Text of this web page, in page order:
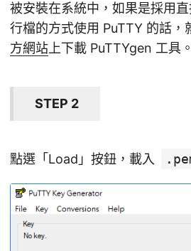
被安裝在系統中，如果是採用
行檔的方式使用 PuTTY 的話，
方網站上下載 PuTTYgen 工具。
STEP 2
點選「Load」按鈕，載入